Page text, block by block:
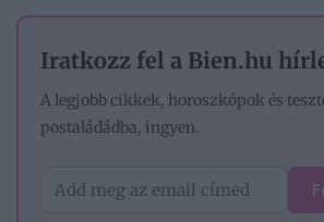
Iratkozz fel a Bien.hu
A legjobb cikkek, horoszkópok és
postaládádba, ingyen.